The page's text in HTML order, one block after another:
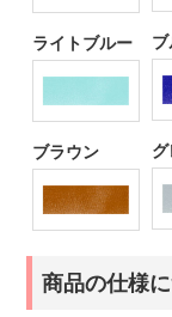
ライトブルー
ブラウン
商品の仕様